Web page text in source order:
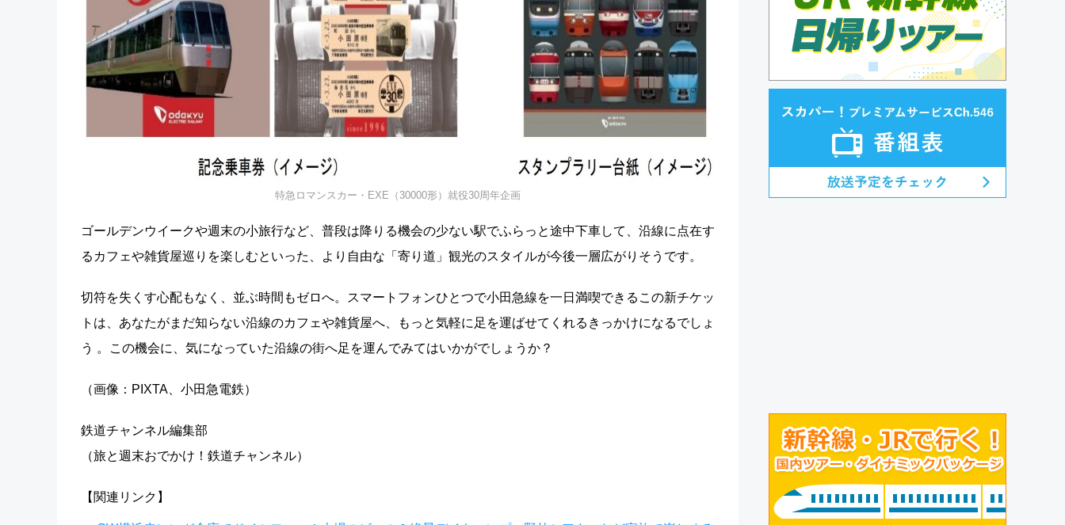
特急ロマンスカー・EXE（30000形）就役30周年企画
ゴールデンウイークや週末の小旅行など、普段は降りる機会の少ない駅でふらっと途中下車して、沿線に点在す
るカフェや雑貨屋巡りを楽しむといった、より自由な「寄り道」観光のスタイルが今後一層広がりそうです。
切符を失くす心配もなく、並ぶ時間もゼロへ。スマートフォンひとつで小田急線を一日満喫できるこの新チケッ
トは、 あなたがまだ知らない沿線のカフェや雑貨屋へ、もっと気軽に足を運ばせてくれるきっかけになるでしょ
う 。 この機会に、気になっていた沿線の街へ足を運んでみてはいかがでしょうか？
（画像：PIXTA、小田急電鉄）
鉄道チャンネル編集部
（旅と週末おでかけ！鉄道チャンネル）
【関連リンク】